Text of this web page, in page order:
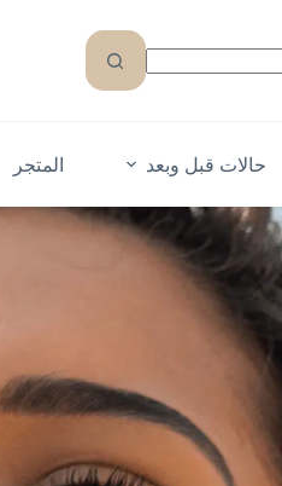
حالات قبل وبعد المتجر